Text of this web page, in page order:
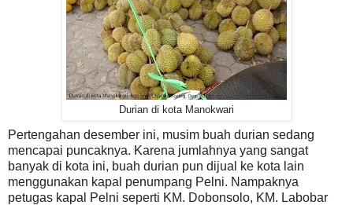
Durian di kota Manokwari
Pertengahan desember ini, musim buah durian sedang
mencapai puncaknya. Karena jumlahnya yang sangat
banyak di kota ini, buah durian pun dijual ke kota lain
menggunakan kapal penumpang Pelni. Nampaknya
petugas kapal Pelni seperti KM. Dobonsolo, KM. Labobar